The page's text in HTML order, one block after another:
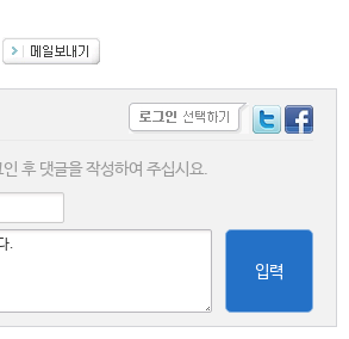
후 댓글을 작성하여 주십시요.
입력